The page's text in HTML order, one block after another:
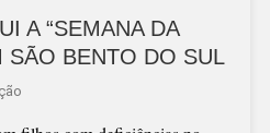
A “SEMANA DA
SÃO BENTO DO SUL